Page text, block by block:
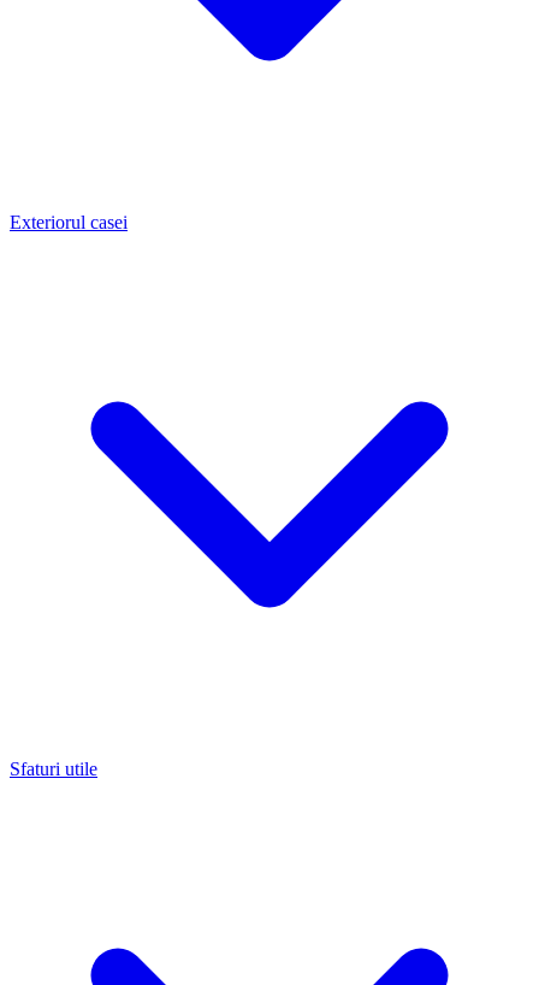
Exteriorul casei
Sfaturi utile